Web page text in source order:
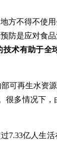
方不得不使
防是应对食品
术有助于全
再生水资
很多情况下
亿人生活